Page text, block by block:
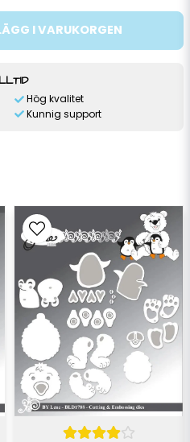
I VARUKORGEN
Hög kvalitet
Kunnig support